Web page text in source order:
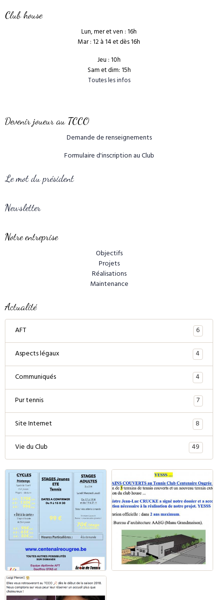
Club house
Lun, mer et ven : 16h
Mar : 12 à 14 et dès 16h
Jeu : 10h
Sam et dim: 15h
Toutes les infos
Devenir joueur au TCCO
Demande de renseignements
Formulaire d'inscription au Club
Le mot du président
Newsletter
Notre entreprise
Objectifs
Projets
Réalisations
Maintenance
Actualité
AFT
6
Aspects légaux
4
Communiqués
4
Pur tennis
7
Site Internet
8
Vie du Club
49